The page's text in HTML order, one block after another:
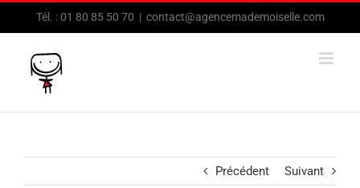
Tél. : 01 80 85 50 70 | contact@agencemademoiselle.com
Précédent Suivant